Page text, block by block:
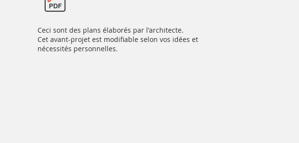
Ceci sont des plans élaborés par l'architecte.
Cet avant-projet est modifiable selon vos idées et
nécessités personnelles.